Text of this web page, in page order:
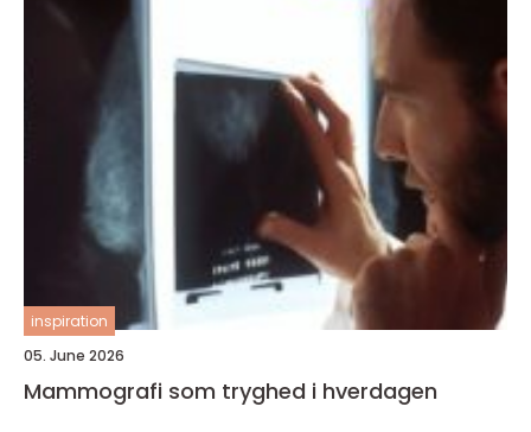
inspiration
05. June 2026
Mammografi som tryghed i hverdagen